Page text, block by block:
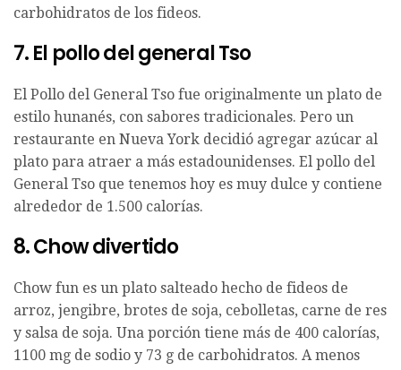
carbohidratos de los fideos.
7. El pollo del general Tso
El Pollo del General Tso fue originalmente un plato de
estilo hunanés, con sabores tradicionales. Pero un
restaurante en Nueva York decidió agregar azúcar al
plato para atraer a más estadounidenses. El pollo del
General Tso que tenemos hoy es muy dulce y contiene
alrededor de 1.500 calorías.
8. Chow divertido
Chow fun es un plato salteado hecho de fideos de
arroz, jengibre, brotes de soja, cebolletas, carne de res
y salsa de soja. Una porción tiene más de 400 calorías,
1100 mg de sodio y 73 g de carbohidratos. A menos